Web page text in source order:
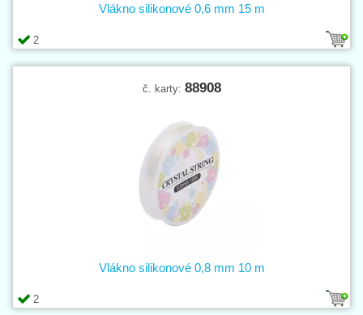
2
Vlákno silikonové 0,6 mm 15 m
č. karty: 88908
2
Vlákno silikonové 0,8 mm 10 m